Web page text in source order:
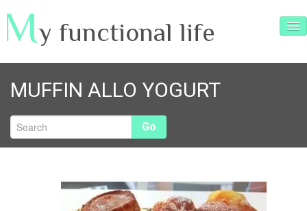
My functional life
SERVIZI
ARTICOLI
RICETTE
TESTIMONIANZE
VIDEO e FOTO
MUFFIN ALLO YOGURT
Go